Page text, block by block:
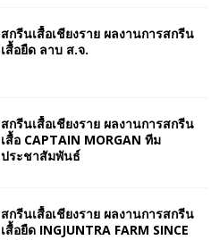
สกรีนเสื้อเชียงราย ผลงานการสกรีน
เสื้อยืด ลาบ ส.จ.
สกรีนเสื้อเชียงราย ผลงานการสกรีน
เสื้อ CAPTAIN MORGAN ทีม
ประชาสัมพันธ์
สกรีนเสื้อเชียงราย ผลงานการสกรีน
เสื้อยืด INGJUNTRA FARM SINCE